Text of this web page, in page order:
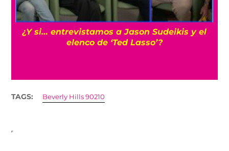
¿Y si… entrevistamos a Jason Sudeikis y el
elenco de ‘Ted Lasso’?
TAGS: Beverly Hills 90210